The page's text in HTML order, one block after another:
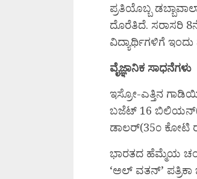
ಪ್ರತಿಯೊಬ್ಬ
ದೊರೆತಿದೆ. ಸರಾಸರಿ
ವಿದ್ಯಾರ್ಥಿಗಳಿಗೆ
ವೈಜ್ಞಾನಿಕ ಸಾಧನೆಗಳು
ಇಸ್ರೋ-ಎತ್ತಿನ
ಬಜೆಟ್ 16
ಡಾಲರ್(35೦ ಕೋಟಿ
ಭಾರತದ ಹೆಮ್ಮೆಯ
‘ಅಲ್ ವತನ್’